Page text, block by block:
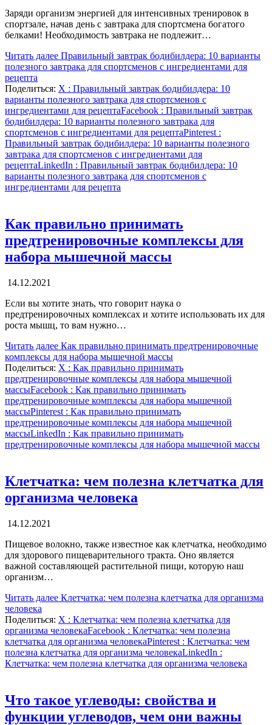
Заряди организм энергией для интенсивных тренировок в
спортзале, начав день с завтрака для спортсмена богатого
белками! Необходимость завтрака не подлежит…
Читать далее Правильный завтрак бодибилдера: 10 варианты
полезного завтрака для спортсменов с ингредиентами для
рецепта
Поделиться: X : Правильный завтрак бодибилдера: 10
варианты полезного завтрака для спортсменов с
ингредиентами для рецептаFacebook : Правильный завтрак
бодибилдера: 10 варианты полезного завтрака для
спортсменов с ингредиентами для рецептаPinterest :
Правильный завтрак бодибилдера: 10 варианты полезного
завтрака для спортсменов с ингредиентами для
рецептаLinkedIn : Правильный завтрак бодибилдера: 10
варианты полезного завтрака для спортсменов с
ингредиентами для рецепта
Как правильно принимать
предтренировочные комплексы для
набора мышечной массы
14.12.2021
Если вы хотите знать, что говорит наука о
предтренировочных комплексах и хотите использовать их для
роста мышц, то вам нужно…
Читать далее Как правильно принимать предтренировочные
комплексы для набора мышечной массы
Поделиться: X : Как правильно принимать
предтренировочные комплексы для набора мышечной
массыFacebook : Как правильно принимать
предтренировочные комплексы для набора мышечной
массыPinterest : Как правильно принимать
предтренировочные комплексы для набора мышечной
массыLinkedIn : Как правильно принимать
предтренировочные комплексы для набора мышечной массы
Клетчатка: чем полезна клетчатка для
организма человека
14.12.2021
Пищевое волокно, также известное как клетчатка, необходимо
для здорового пищеварительного тракта. Оно является
важной составляющей растительной пищи, которую наш
организм…
Читать далее Клетчатка: чем полезна клетчатка для организма
человека
Поделиться: X : Клетчатка: чем полезна клетчатка для
организма человекаFacebook : Клетчатка: чем полезна
клетчатка для организма человекаPinterest : Клетчатка: чем
полезна клетчатка для организма человекаLinkedIn :
Клетчатка: чем полезна клетчатка для организма человека
Что такое углеводы: свойства и
функции углеводов, чем они важны